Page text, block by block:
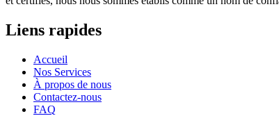
Liens rapides
Accueil
Nos Services
À propos de nous
Contactez-nous
FAQ